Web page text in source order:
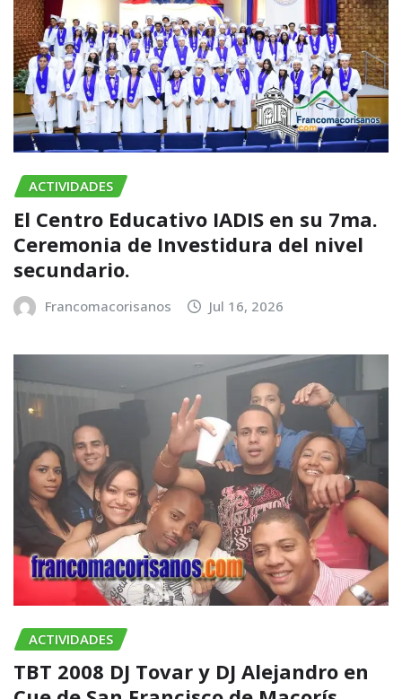
ACTIVIDADES
El Centro Educativo IADIS en su 7ma.
Ceremonia de Investidura del nivel
secundario.
Francomacorisanos Jul 16, 2026
ACTIVIDADES
TBT 2008 DJ Tovar y DJ Alejandro en